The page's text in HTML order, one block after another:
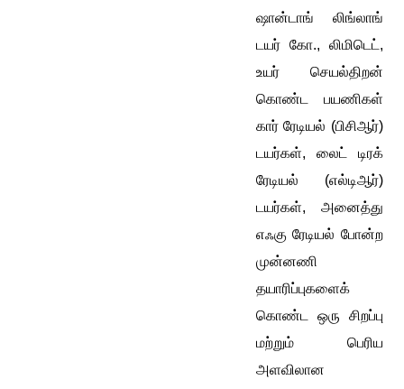
ஷான்டாங் லிங்லாங்
டயர் கோ., லிமிடெட்,
உயர் செயல்திறன்
கொண்ட பயணிகள்
கார் ரேடியல் (பிசிஆர்)
டயர்கள், லைட் டிரக்
ரேடியல் (எல்டிஆர்)
டயர்கள், அனைத்து
எஃகு ரேடியல் போன்ற
முன்னணி
தயாரிப்புகளைக்
கொண்ட ஒரு சிறப்பு
மற்றும் பெரிய
அளவிலான